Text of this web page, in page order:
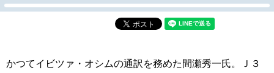
かつてイビツァ・オシムの通訳を務めた間瀬秀一氏。Ｊ３